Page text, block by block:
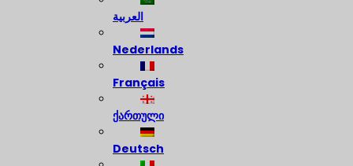
العربية
Nederlands
Français
ქართული
Deutsch